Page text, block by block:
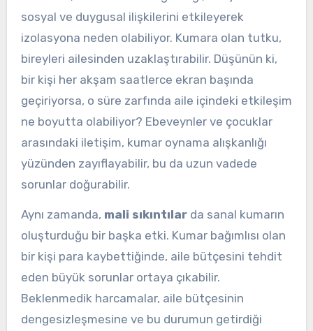
sosyal ve duygusal ilişkilerini etkileyerek
izolasyona neden olabiliyor. Kumara olan tutku,
bireyleri ailesinden uzaklaştırabilir. Düşünün ki,
bir kişi her akşam saatlerce ekran başında
geçiriyorsa, o süre zarfında aile içindeki etkileşim
ne boyutta olabiliyor? Ebeveynler ve çocuklar
arasındaki iletişim, kumar oynama alışkanlığı
yüzünden zayıflayabilir, bu da uzun vadede
sorunlar doğurabilir.
Aynı zamanda, mali sıkıntılarda sanal kumarın
oluşturduğu bir başka etki. Kumar bağımlısı olan
bir kişi para kaybettiğinde, aile bütçesini tehdit
eden büyük sorunlar ortaya çıkabilir.
Beklenmedik harcamalar, aile bütçesinin
dengesizleşmesine ve bu durumun getirdiği